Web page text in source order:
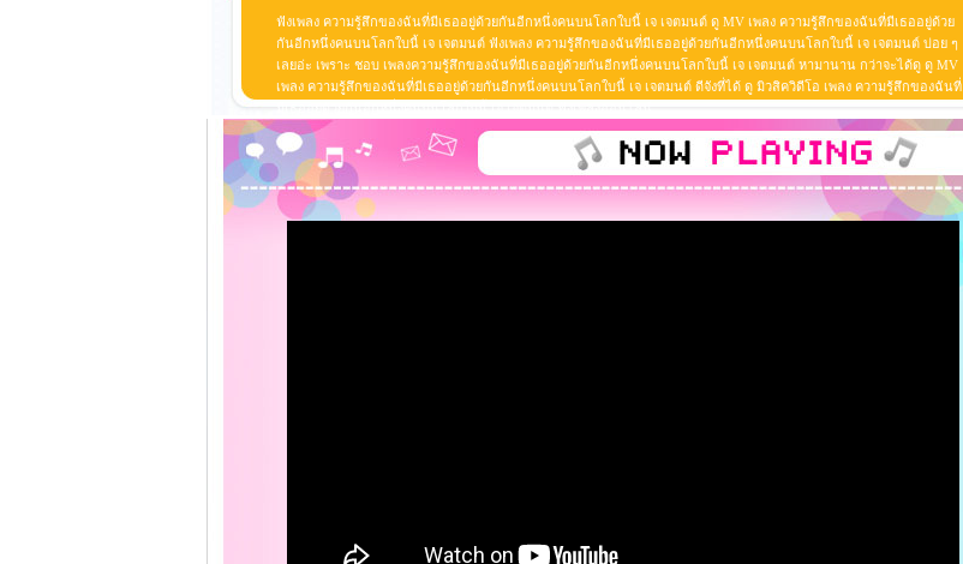
ฟังเพลง ความรู้สึกของฉันที่มีเธออยู่ด้วยกันอีกหนึ่งคนบนโลกใบนี้ เจ เจตมนต์ ดู MV เพลง ความรู้สึกของฉันที่มีเธออยู่ด้วย
กันอีกหนึ่งคนบนโลกใบนี้ เจ เจตมนต์ ฟังเพลง ความรู้สึกของฉันที่มีเธออยู่ด้วยกันอีกหนึ่งคนบนโลกใบนี้ เจ เจตมนต์ บ่อย ๆ
เลยอ่ะ เพราะ ชอบ เพลงความรู้สึกของฉันที่มีเธออยู่ด้วยกันอีกหนึ่งคนบนโลกใบนี้ เจ เจตมนต์ หามานาน กว่าจะได้ดู ดู MV
เพลง ความรู้สึกของฉันที่มีเธออยู่ด้วยกันอีกหนึ่งคนบนโลกใบนี้ เจ เจตมนต์ ดีจังที่ได้ ดู มิวสิควิดีโอ เพลง ความรู้สึกของฉันที่